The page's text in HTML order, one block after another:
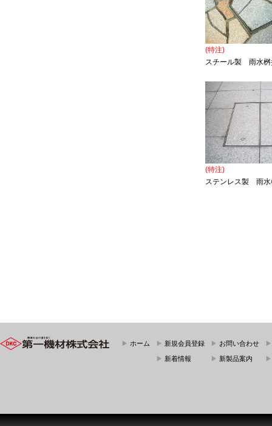
(特注)
スチール製 雨水桝
(特注)
ステンレス製 雨水
▶ ホーム ▶ 新規会員登録
▶ 新着情報
▶ お問い合わせ
▶ 新製品案内